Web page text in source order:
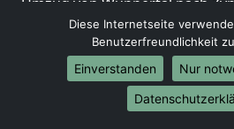
Umzug von Wuppertal nach
Umzug von Wuppertal nach
Umzug von Wuppertal nach
Umzug von Wuppertal nach
Umzug von Wuppertal nach
Diese Internetseite
Benutzerfreundlichkeit
Einverstanden
Nur